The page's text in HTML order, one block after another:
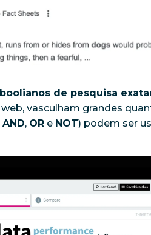
de pesquisa
vasculham grandes
AND, OR e NOT) podem ser